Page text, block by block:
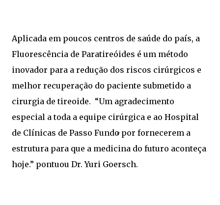
Aplicada em poucos centros de saúde do país, a
Fluorescência de Paratireóides é um método
inovador para a redução dos riscos cirúrgicos e
melhor recuperação do paciente submetido a
cirurgia de tireoide. “Um agradecimento
especial a toda a equipe cirúrgica e ao Hospital
de Clínicas de Passo Fundo por fornecerem a
estrutura para que a medicina do futuro aconteça
hoje.” pontuou Dr. Yuri Goersch.